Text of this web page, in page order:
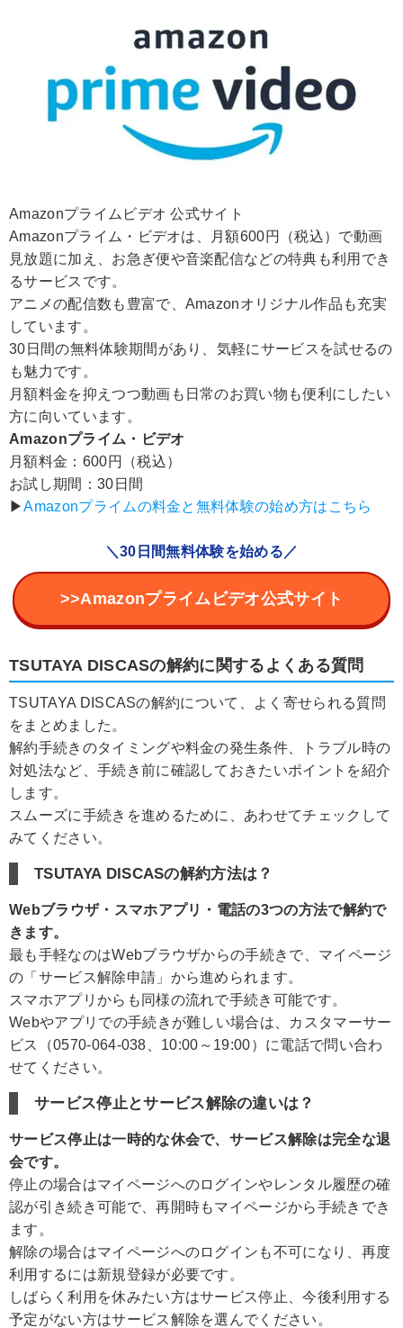
Amazonプライムビデオ 公式サイト
Amazonプライム・ビデオは、月額600円（税込）で動画
見放題に加え、お急ぎ便や音楽配信などの特典も利用でき
るサービスです。
アニメの配信数も豊富で、Amazonオリジナル作品も充実
しています。
30日間の無料体験期間があり、気軽にサービスを試せるの
も魅力です。
月額料金を抑えつつ動画も日常のお買い物も便利にしたい
方に向いています。
Amazonプライム・ビデオ
月額料金：600円（税込）
お試し期間：30日間
▶︎Amazonプライムの料金と無料体験の始め方はこちら
＼30日間無料体験を始める／
>>Amazonプライムビデオ公式サイト
TSUTAYA DISCASの解約に関するよくある質問
TSUTAYA DISCASの解約について、よく寄せられる質問
をまとめました。
解約手続きのタイミングや料金の発生条件、トラブル時の
対処法など、手続き前に確認しておきたいポイントを紹介
します。
スムーズに手続きを進めるために、あわせてチェックして
みてください。
TSUTAYA DISCASの解約方法は？
Webブラウザ・スマホアプリ・電話の3つの方法で解約で
きます。
最も手軽なのはWebブラウザからの手続きで、マイページ
の「サービス解除申請」から進められます。
スマホアプリからも同様の流れで手続き可能です。
Webやアプリでの手続きが難しい場合は、カスタマーサー
ビス（0570-064-038、10:00～19:00）に電話で問い合わ
せてください。
サービス停止とサービス解除の違いは？
サービス停止は一時的な休会で、サービス解除は完全な退
会です。
停止の場合はマイページへのログインやレンタル履歴の確
認が引き続き可能で、再開時もマイページから手続きでき
ます。
解除の場合はマイページへのログインも不可になり、再度
利用するには新規登録が必要です。
しばらく利用を休みたい方はサービス停止、今後利用する
予定がない方はサービス解除を選んでください。